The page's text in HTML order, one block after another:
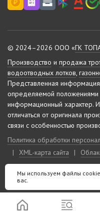
© 2024–2026 ООО «ГК
Производство и продажа
водоотводных лотков,
Представленная
определяемой положениями
информационный характер.
отличаться от оригинала
связи с особенностью
Политика обработки
|
XML-карта сайта |
Мы используем файлы
вас.